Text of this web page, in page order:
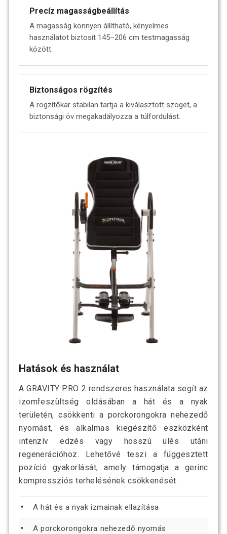
Precíz magasságbeállítás
A magasság könnyen állítható, kényelmes
használatot biztosít 145–206 cm testmagasság
között.
Biztonságos rögzítés
A rögzítőkar stabilan tartja a kiválasztott szöget, a
biztonsági öv megakadályozza a túlfordulást.
Hatások és használat
A GRAVITY PRO 2 rendszeres használata segít az
izomfeszültség oldásában a hát és a nyak
területén, csökkenti a porckorongokra nehezedő
nyomást, és alkalmas kiegészítő eszközként
intenzív edzés vagy hosszú ülés utáni
regenerációhoz. Lehetővé teszi a függesztett
pozíció gyakorlását, amely támogatja a gerinc
kompressziós terhelésének csökkenését.
A hát és a nyak izmainak ellazítása
A porckorongokra nehezedő nyomás